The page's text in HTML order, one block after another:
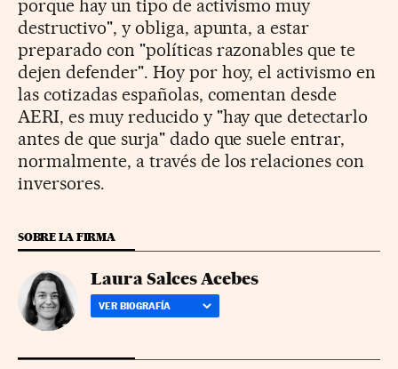
porque hay un tipo de activismo muy
destructivo", y obliga, apunta, a estar
preparado con "políticas razonables que te
dejen defender". Hoy por hoy, el activismo en
las cotizadas españolas, comentan desde
AERI, es muy reducido y "hay que detectarlo
antes de que surja" dado que suele entrar,
normalmente, a través de los relaciones con
inversores.
SOBRE LA FIRMA
Laura Salces Acebes
VER BIOGRAFÍA